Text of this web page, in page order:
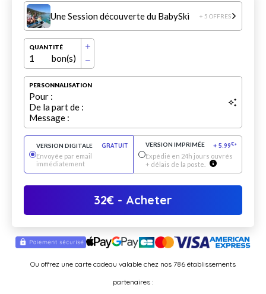
Une Session découverte du BabySki + 5 OFFRES
QUANTITÉ
1 bon(s)
PERSONNALISATION
Pour :
De la part de :
Message :
VERSION DIGITALE
GRATUIT
Envoyée par email
immédiatement
VERSION IMPRIMÉE + 5.99€*
Expédié en 24h jours ouvrés
+ délais de la poste.
32€ - Acheter
Ou offrez une carte cadeau valable chez nos 786 établissements
partenaires :